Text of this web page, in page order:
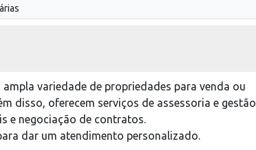
variedade de propriedades para venda ou
disso, oferecem serviços de assessoria e gestão
e negociação de contratos.
dar um atendimento personalizado.